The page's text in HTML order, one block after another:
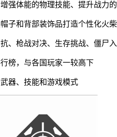
强体能的物理技能、提升战力
子和背部装饰品打造个性化火
、枪战对决、生存挑战、僵尸
榜，与各国玩家一较高下
器、技能和游戏模式